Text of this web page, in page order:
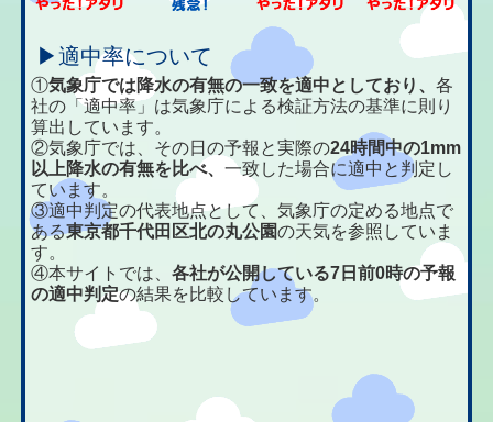
▶適中率について
①気象庁では降水の有無の一致を適中としており、各
社の「適中率」は気象庁による検証方法の基準に則り
算出しています。
②気象庁では、その日の予報と実際の24時間中の1mm
以上降水の有無を比べ、一致した場合に適中と判定し
ています。
③適中判定の代表地点として、気象庁の定める地点で
ある東京都千代田区北の丸公園の天気を参照していま
す。
④本サイトでは、各社が公開している7日前0時の予報
の適中判定の結果を比較しています。